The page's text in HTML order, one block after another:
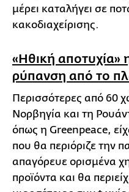
μέρει καταλήγει σε
κακοδιαχείρισης.
«Ηθική αποτυχία»
ρύπανση από το
Περισσότερες από 60
Νορβηγία και τη
όπως η Greenpeace,
που θα περιόριζε την
απαγόρευε ορισμένα
προϊόντα και θα